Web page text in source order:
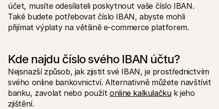
účet, musíte odesílateli poskytnout vaše číslo IBAN.
Také budete potřebovat číslo IBAN, abyste mohli
přijímat výplaty na většině e-commerce platforem.
Kde najdu číslo svého IBAN účtu?
Nejsnazší způsob, jak zjistit své IBAN, je prostřednictvím
svého online bankovnictví. Alternativně můžete navštívit
banku, zavolat nebo použít online kalkulačku k jeho
zjištění.